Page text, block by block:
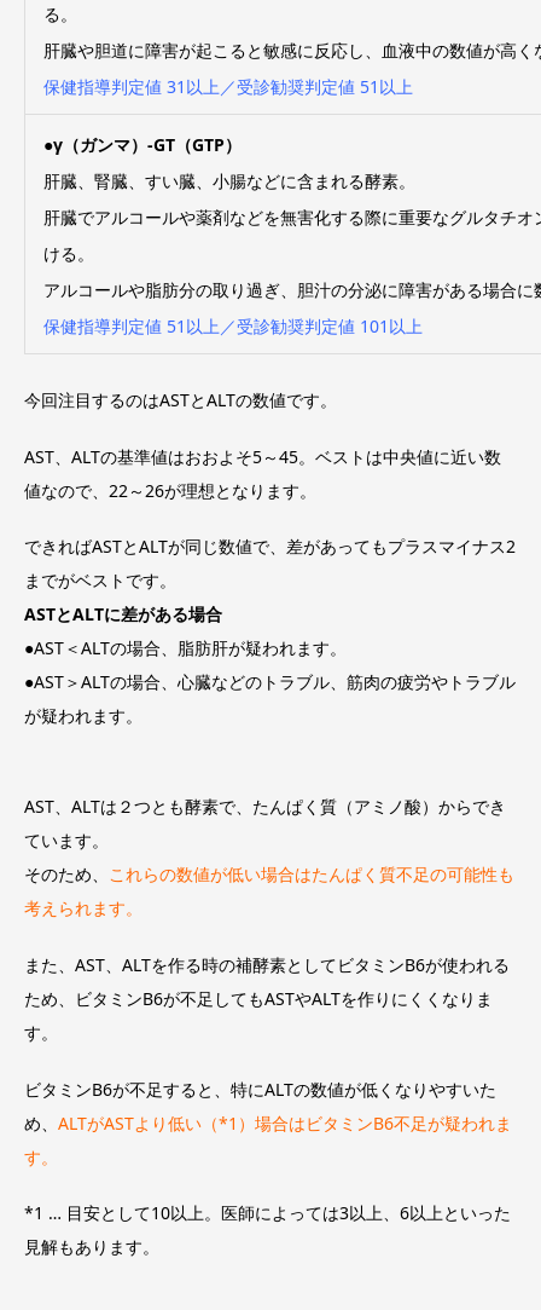
る。
肝臓や胆道に障害が起こると敏感に反応し、血液中の数値が高く
保健指導判定値 31以上／受診勧奨判定値 51以上
●γ （ガンマ）-GT（GTP）
肝臓、腎臓、すい臓、小腸などに含まれる酵素。
肝臓でアルコールや薬剤などを無害化する際に重要なグルタチ
ける。
アルコールや脂肪分の取り過ぎ、胆汁の分泌に障害がある場合に
保健指導判定値 51以上／受診勧奨判定値 101以上
今回注目するのはASTとALTの数値です。
AST、ALTの基準値はおおよそ5～45。ベストは中央値に近い数
値なので、22～26が理想となります。
できればASTとALTが同じ数値で、差があってもプラスマイナス2
までがベストです。
ASTとALTに差がある場合
●AST＜ALTの場合、脂肪肝が疑われます。
●AST＞ALTの場合、心臓などのトラブル、筋肉の疲労やトラブル
が疑われます。
AST、ALTは２つとも酵素で、たんぱく質（アミノ酸）からでき
ています。
そのため、 これらの数値が低い場合はたんぱく質不足の可能性も
考えられます。
また、AST、ALTを作る時の補酵素としてビタミンB6が使われる
ため、ビタミンB6が不足してもASTやALTを作りにくくなりま
す。
ビタミンB6が不足すると、特にALTの数値が低くなりやすいた
め、 ALTがASTより低い（*1）場合はビタミンB6不足が疑われま
す。
*1 … 目安として10以上。医師によっては3以上、6以上といった
見解もあります。